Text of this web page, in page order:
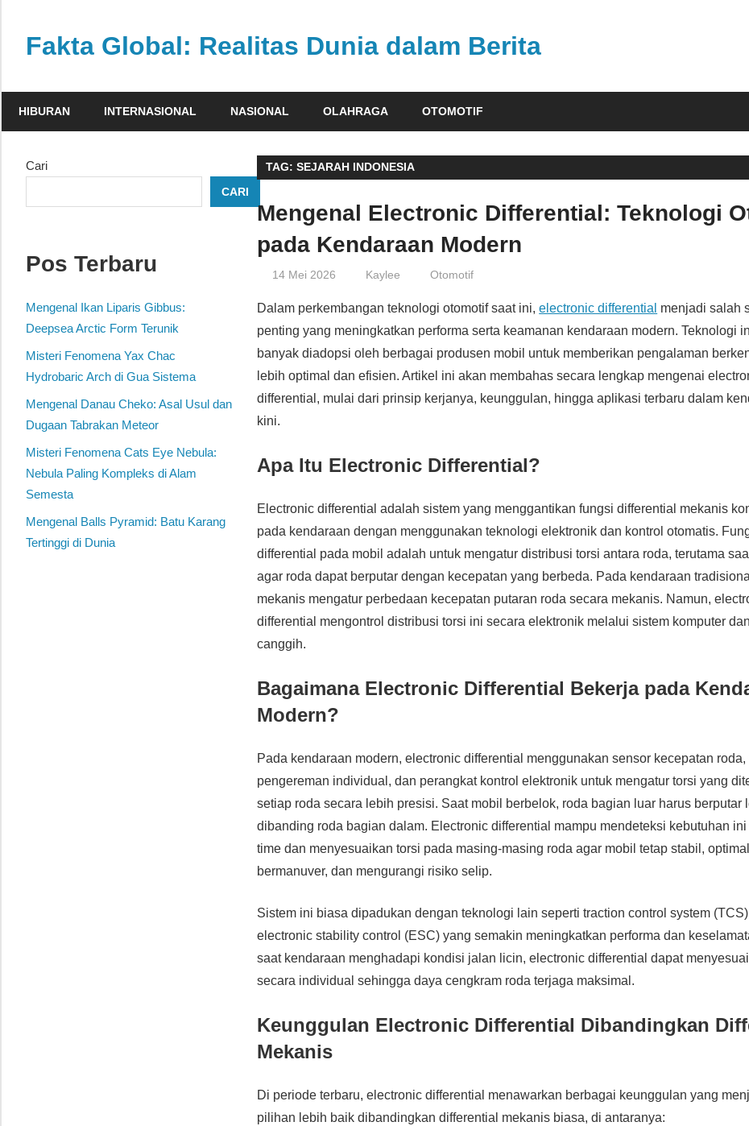
contentFakta Global: Realitas Dunia dalam Berita
faktual
berbagai
pandang
HIBURAN INTERNASIONAL NASIONAL OLAHRAGA OTOMOTIF
TAG:SEJARAH INDONESIA
Mengenal Electronic Differential: Teknologi
pada Kendaraan Modern
14 Mei 2026 Kaylee Otomotif
Dalam perkembangan teknologi otomotif saat ini,electronic differential menjadi salah
penting yang meningkatkan performa serta keamanan kendaraan modern. Teknologi
banyak diadopsi oleh berbagai produsen mobil untuk memberikan pengalaman
lebih optimal dan efisien. Artikel ini akan membahas secara lengkap mengenai
differential, mulai dari prinsip kerjanya, keunggulan, hingga aplikasi terbaru dalam
kini.
Apa Itu Electronic Differential?
Electronic differential adalah sistem yang menggantikan fungsi differential mekanis
pada kendaraan dengan menggunakan teknologi elektronik dan kontrol otomatis.
differential pada mobil adalah untuk mengatur distribusi torsi antara roda, terutama
agar roda dapat berputar dengan kecepatan yang berbeda. Pada kendaraan
mekanis mengatur perbedaan kecepatan putaran roda secara mekanis. Namun,
differential mengontrol distribusi torsi ini secara elektronik melalui sistem komputer
canggih.
Bagaimana Electronic Differential Bekerja pada
Modern?
Pada kendaraan modern, electronic differential menggunakan sensor kecepatan roda,
pengereman individual, dan perangkat kontrol elektronik untuk mengatur torsi yang
setiap roda secara lebih presisi. Saat mobil berbelok, roda bagian luar harus berputar
dibanding roda bagian dalam. Electronic differential mampu mendeteksi kebutuhan
time dan menyesuaikan torsi pada masing-masing roda agar mobil tetap stabil,
bermanuver, dan mengurangi risiko selip.
Sistem ini biasa dipadukan dengan teknologi lain seperti traction control system
electronic stability control (ESC) yang semakin meningkatkan performa dan
saat kendaraan menghadapi kondisi jalan licin, electronic differential dapat
secara individual sehingga daya cengkram roda terjaga maksimal.
Keunggulan Electronic Differential Dibandingkan
Mekanis
Di periode terbaru, electronic differential menawarkan berbagai keunggulan yang
pilihan lebih baik dibandingkan differential mekanis biasa, di antaranya:
Cari
CARI
Pos Terbaru
Mengenal Ikan Liparis Gibbus:
Deepsea Arctic Form Terunik
Misteri Fenomena Yax Chac
Hydrobaric Arch di Gua Sistema
Mengenal Danau Cheko: Asal Usul dan
Dugaan Tabrakan Meteor
Misteri Fenomena Cats Eye Nebula:
Nebula Paling Kompleks di Alam
Semesta
Mengenal Balls Pyramid: Batu Karang
Tertinggi di Dunia